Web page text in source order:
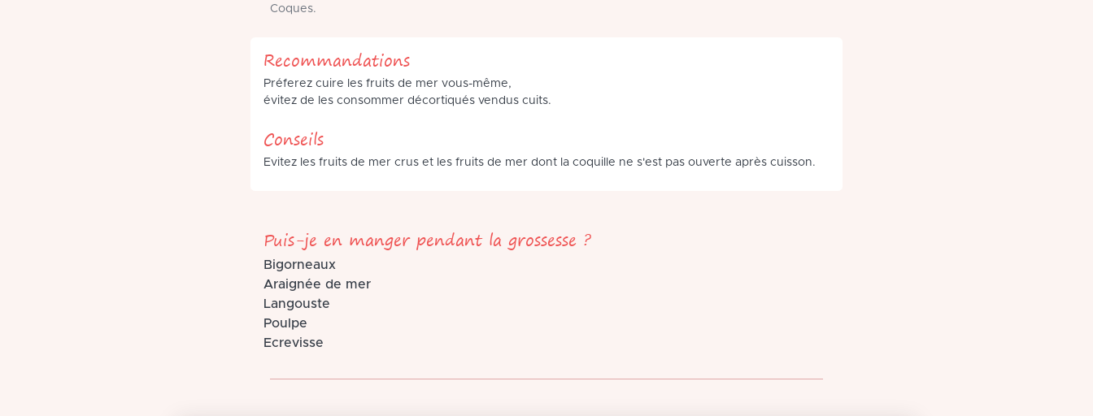
Coques.
Recommandations
Préferez cuire les fruits de mer vous-même,
évitez de les consommer décortiqués vendus cuits.
Conseils
Evitez les fruits de mer crus et les fruits de mer dont la coquille ne s'est pas ouverte après cuisson.
Puis-je en manger pendant la grossesse ?
Bigorneaux
Araignée de mer
Langouste
Poulpe
Ecrevisse